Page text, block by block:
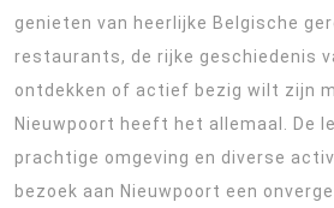
genieten van heerlijke Belgische
restaurants, de rijke geschiedenis
ontdekken of actief bezig wilt zijn
Nieuwpoort heeft het allemaal. De
prachtige omgeving en diverse
bezoek aan Nieuwpoort een